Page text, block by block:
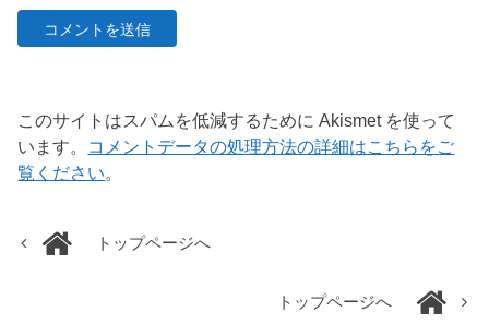
このサイトはスパムを低減するために Akismet を使って
います。 コメントデータの処理方法の詳細はこちらをご
覧ください。
トップページへ
トップページへ